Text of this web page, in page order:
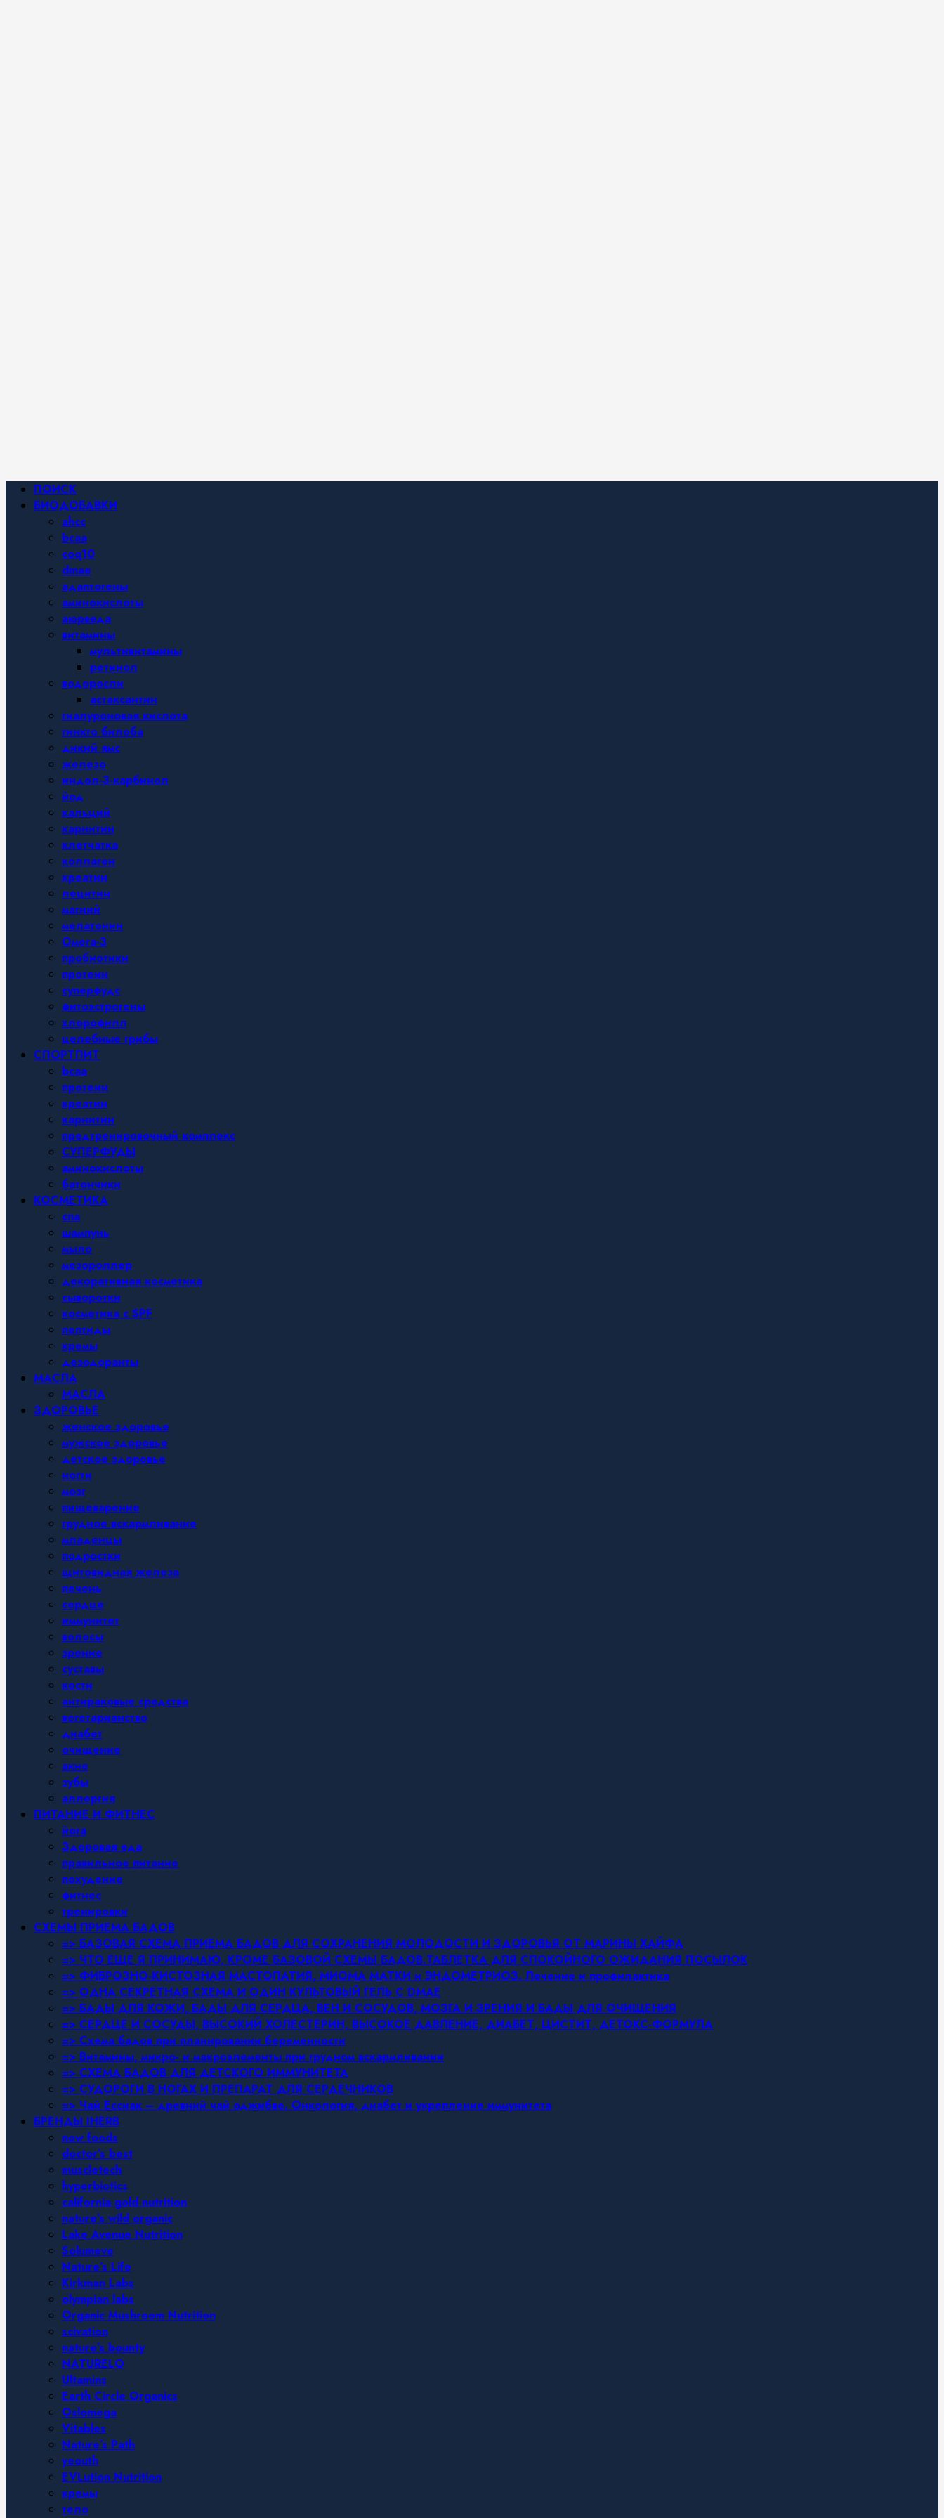
Основное
меню
ПОИСК
БИОДОБАВКИ
ahcc
bcaa
coq10
dmae
адаптогены
аминокислоты
аюрведа
витамины
мультивитамины
ретинол
водоросли
астаксантин
гиалуроновая кислота
гинкго билоба
дикий ямс
железо
индол-3-карбинол
йод
кальций
карнитин
клетчатка
коллаген
креатин
лецитин
магний
мелатонин
Омега-3
пробиотики
протеин
суперфудс
фитоэстрогены
хлорофилл
целебные грибы
СПОРТПИТ
bcaa
протеин
креатин
карнитин
предтренировочный комплекс
СУПЕРФУДЫ
аминокислоты
батончики
КОСМЕТИКА
спа
шампунь
мыло
мезороллер
декоративная косметика
сыворотки
косметика с SPF
пептиды
кремы
дезодоранты
МАСЛА
МАСЛА
ЗДОРОВЬЕ
женское здоровье
мужское здоровье
детское здоровье
ногти
мозг
пищеварение
грудное вскармливание
младенцы
подростки
щитовидная железа
печень
сердце
иммунитет
волосы
зрение
суставы
кости
антираковые средства
вегетарианство
диабет
очищение
акне
зубы
аллергия
ПИТАНИЕ И ФИТНЕС
йога
Здоровая еда
правильное питание
похудение
фитнес
тренировки
СХЕМЫ ПРИЕМА БАДОВ
=> БАЗОВАЯ СХЕМА ПРИЕМА БАДОВ ДЛЯ СОХРАНЕНИЯ МОЛОДОСТИ И ЗДОРОВЬЯ ОТ МАРИНЫ ХАЙФА
=> ЧТО ЕЩЕ Я ПРИНИМАЮ, КРОМЕ БАЗОВОЙ СХЕМЫ БАДОВ.ТАБЛЕТКА ДЛЯ СПОКОЙНОГО ОЖИДАНИЯ ПОСЫЛОК
=> ФИБРОЗНО-КИСТОЗНАЯ МАСТОПАТИЯ, МИОМА МАТКИ и ЭНДОМЕТРИОЗ. Лечение и профилактика
=> ОДНА СЕКРЕТНАЯ СХЕМА И ОДИН КУЛЬТОВЫЙ ГЕЛЬ С DMAE
=> БАДЫ ДЛЯ КОЖИ, БАДЫ ДЛЯ СЕРДЦА, ВЕН И СОСУДОВ, МОЗГА И ЗРЕНИЯ И БАДЫ ДЛЯ ОЧИЩЕНИЯ
=> СЕРДЦЕ И СОСУДЫ, ВЫСОКИЙ ХОЛЕСТЕРИН, ВЫСОКОЕ ДАВЛЕНИЕ, ДИАБЕТ, ЦИСТИТ, ДЕТОКС-ФОРМУЛА
=> Схема бадов при планировании беременности
=> Витамины, микро- и макроэлементы при грудном вскармливании
=> СХЕМА БАДОВ ДЛЯ ДЕТСКОГО ИММУНИТЕТА
=> СУДОРОГИ В НОГАХ И ПРЕПАРАТ ДЛЯ СЕРДЕЧНИКОВ
=> Чай Ессиак – древний чай оджибве. Онкология, диабет и укрепление иммунитета
БРЕНДЫ IHERB
now foods
doctor’s best
muscletech
hyperbiotics
california gold nutrition
nature’s wild organic
Lake Avenue Nutrition
Solumeve
Nature’s Life
Kirkman Labs
olympian labs
Organic Mushroom Nutrition
scivation
nature’s bounty
NATURELO
Ultamins
Earth Circle Organics
Oslomega
Vitables
Nature’s Path
yeouth
EVLution Nutrition
кремы
тело